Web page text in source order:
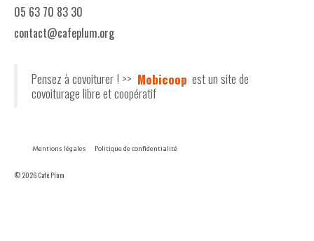
05 63 70 83 30
contact@cafeplum.org
Pensez à covoiturer ! >> Mobicoop est un site de
covoiturage libre et coopératif
Mentions légales Politique de confidentialité
© 2026 Café Plùm